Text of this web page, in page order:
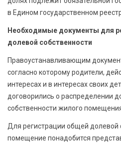
в Едином государственном
Необходимые документы для
долевой собственности
Правоустанавливающим
согласно которому родители,
интересах и в интересах своих
договорились о распределении
собственности жилого
Для регистрации общей долевой
помещение понадобится